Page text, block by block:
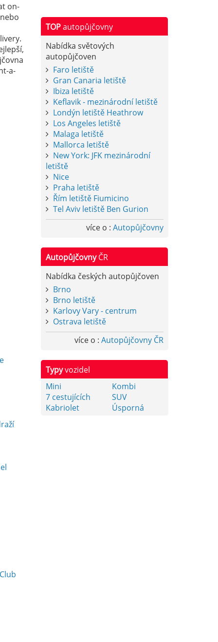
on-
a-
TOPautopůjčovny
Nabídka světových
autopůjčoven
Faro letiště
Gran Canaria letiště
Ibiza letiště
Keflavik - mezinárodní letiště
Londýn letiště Heathrow
Los Angeles letiště
Malaga letiště
Mallorca letiště
New York: JFK mezinárodní
letiště
Nice
Praha letiště
Řím letiště Fiumicino
Tel Aviv letiště Ben Gurion
více o : Autopůjčovny
AutopůjčovnyČR
Nabídka českých autopůjčoven
Brno
Brno letiště
Karlovy Vary - centrum
Ostrava letiště
více o : Autopůjčovny ČR
Typyvozidel
Mini
Kombi
7 cestujících
SUV
Kabriolet
Úsporná